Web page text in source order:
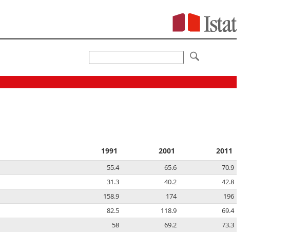
1991 2001 2011
55.4 65.6
70.9
31.3 40.2
42.8
158.9 174
196
82.5 118.9
69.4
58 69.2
73.3